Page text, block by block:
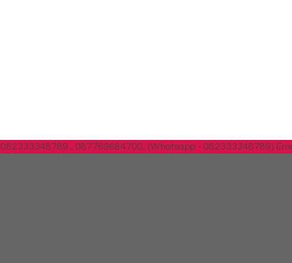
082333348789 , 087769684700, (Whatsapp - 082333348789)